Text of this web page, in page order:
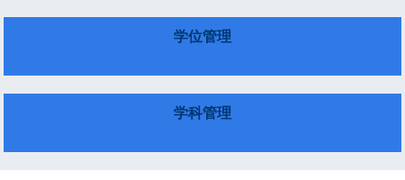
学位管理
学科管理